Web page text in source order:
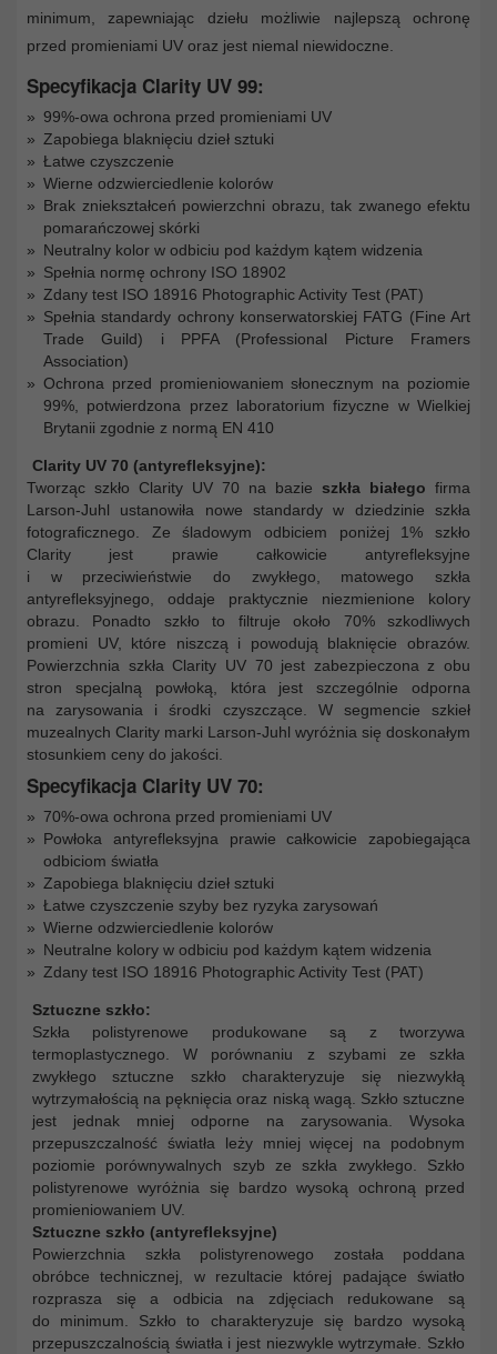
minimum, zapewniając dziełu możliwie najlepszą ochronę
przed promieniami UV oraz jest niemal niewidoczne.
Specyfikacja Clarity UV 99:
99%-owa ochrona przed promieniami UV
Zapobiega blaknięciu dzieł sztuki
Łatwe czyszczenie
Wierne odzwierciedlenie kolorów
Brak zniekształceń powierzchni obrazu, tak zwanego efektu
pomarańczowej skórki
Neutralny kolor w odbiciu pod każdym kątem widzenia
Spełnia normę ochrony ISO 18902
Zdany test ISO 18916 Photographic Activity Test (PAT)
Spełnia standardy ochrony konserwatorskiej FATG (Fine Art
Trade Guild) i PPFA (Professional Picture Framers
Association)
Ochrona przed promieniowaniem słonecznym na poziomie
99%, potwierdzona przez laboratorium fizyczne w Wielkiej
Brytanii zgodnie z normą EN 410
Clarity UV 70 (antyrefleksyjne):
Tworząc szkło Clarity UV 70 na bazie szkła białego firma
Larson-Juhl ustanowiła nowe standardy w dziedzinie szkła
fotograficznego. Ze śladowym odbiciem poniżej 1% szkło
Clarity jest prawie całkowicie antyrefleksyjne
i w przeciwieństwie do zwykłego, matowego szkła
antyrefleksyjnego, oddaje praktycznie niezmienione kolory
obrazu. Ponadto szkło to filtruje około 70% szkodliwych
promieni UV, które niszczą i powodują blaknięcie obrazów.
Powierzchnia szkła Clarity UV 70 jest zabezpieczona z obu
stron specjalną powłoką, która jest szczególnie odporna
na zarysowania i środki czyszczące. W segmencie szkieł
muzealnych Clarity marki Larson-Juhl wyróżnia się doskonałym
stosunkiem ceny do jakości.
Specyfikacja Clarity UV 70:
70%-owa ochrona przed promieniami UV
Powłoka antyrefleksyjna prawie całkowicie zapobiegająca
odbiciom światła
Zapobiega blaknięciu dzieł sztuki
Łatwe czyszczenie szyby bez ryzyka zarysowań
Wierne odzwierciedlenie kolorów
Neutralne kolory w odbiciu pod każdym kątem widzenia
Zdany test ISO 18916 Photographic Activity Test (PAT)
Sztuczne szkło:
Szkła polistyrenowe produkowane są z tworzywa
termoplastycznego. W porównaniu z szybami ze szkła
zwykłego sztuczne szkło charakteryzuje się niezwykłą
wytrzymałością na pęknięcia oraz niską wagą. Szkło sztuczne
jest jednak mniej odporne na zarysowania. Wysoka
przepuszczalność światła leży mniej więcej na podobnym
poziomie porównywalnych szyb ze szkła zwykłego. Szkło
polistyrenowe wyróżnia się bardzo wysoką ochroną przed
promieniowaniem UV.
Sztuczne szkło (antyrefleksyjne)
Powierzchnia szkła polistyrenowego została poddana
obróbce technicznej, w rezultacie której padające światło
rozprasza się a odbicia na zdjęciach redukowane są
do minimum. Szkło to charakteryzuje się bardzo wysoką
przepuszczalnością światła i jest niezwykle wytrzymałe. Szkło